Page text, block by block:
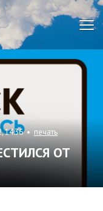
14:36 • печать
ОТ